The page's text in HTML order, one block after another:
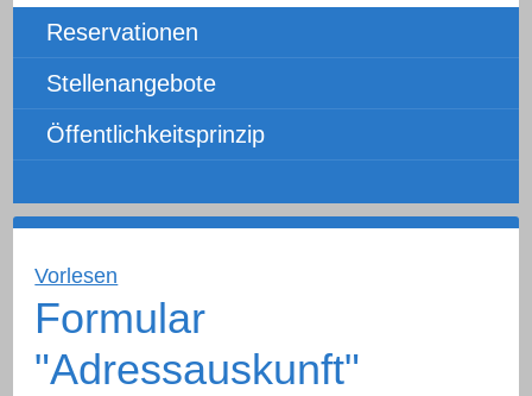
Reservationen
Stellenangebote
Öffentlichkeitsprinzip
Vorlesen
Formular
"Adressauskunft"